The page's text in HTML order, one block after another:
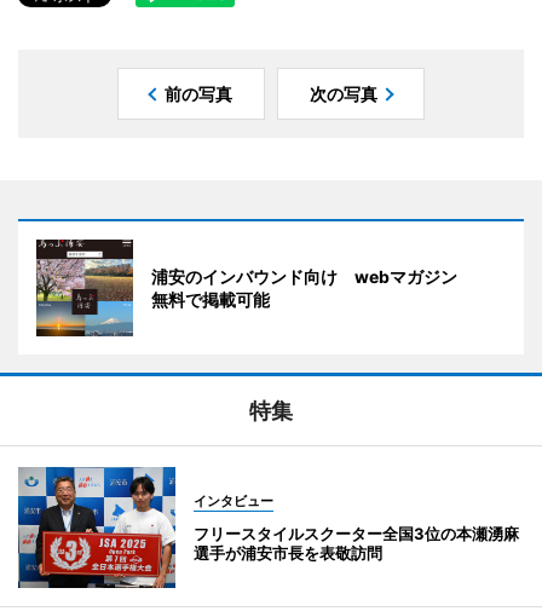
前の写真 次の写真
浦安のインバウンド向け webマガジン
無料で掲載可能
特集
インタビュー
フリースタイルスクーター全国3位の本瀬湧麻
選手が浦安市長を表敬訪問